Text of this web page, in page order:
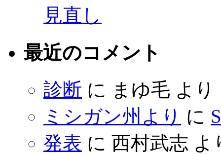
見直し
最近のコメント
診断 に まゆ毛 より
ミシガン州より に
発表 に 西村武志 よ